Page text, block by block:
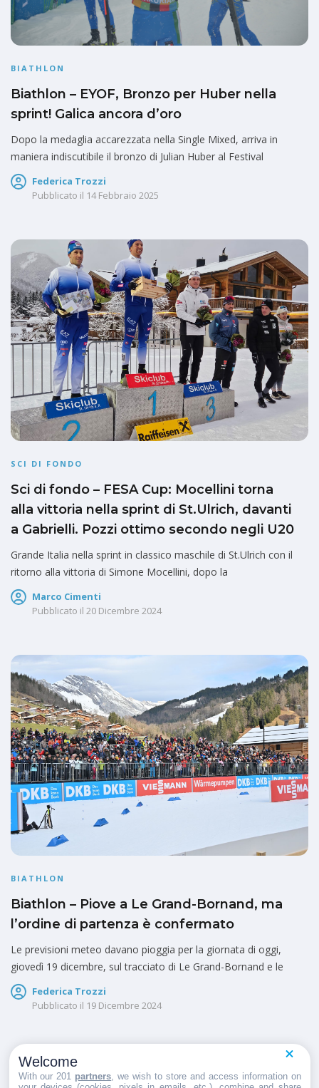
BIATHLON
Biathlon – EYOF, Bronzo per Huber nella
sprint! Galica ancora d’oro
Dopo la medaglia accarezzata nella Single Mixed, arriva in
maniera indiscutibile il bronzo di Julian Huber al Festival
Federica Trozzi
Pubblicato il 14 Febbraio 2025
SCI DI FONDO
Sci di fondo – FESA Cup: Mocellini torna
alla vittoria nella sprint di St.Ulrich, davanti
a Gabrielli. Pozzi ottimo secondo negli U20
Grande Italia nella sprint in classico maschile di St.Ulrich con il
ritorno alla vittoria di Simone Mocellini, dopo la
Marco Cimenti
Pubblicato il 20 Dicembre 2024
BIATHLON
Biathlon – Piove a Le Grand-Bornand, ma
l’ordine di partenza è confermato
Le previsioni meteo davano pioggia per la giornata di oggi,
giovedì 19 dicembre, sul tracciato di Le Grand-Bornand e le
Federica Trozzi
Pubblicato il 19 Dicembre 2024
Welcome
With our 201 partners , we wish to store and access information on